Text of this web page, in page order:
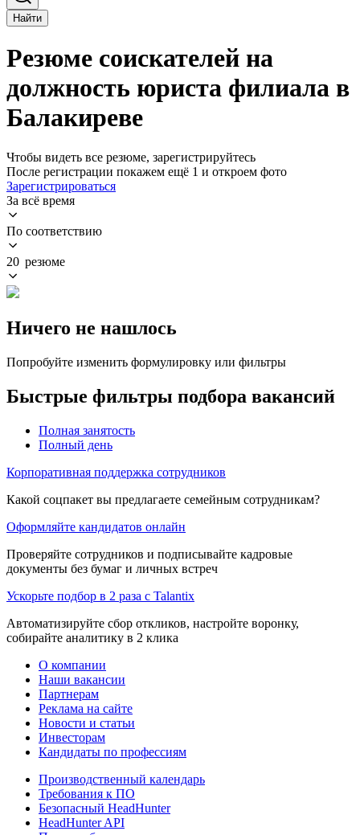
Найти
Резюме соискателей на
должность юриста филиала в
Балакиреве
Чтобы видеть все резюме, зарегистрируйтесь
После регистрации покажем ещё 1 и откроем фото
Зарегистрироваться
За всё время
По соответствию
20 резюме
Ничего не нашлось
Попробуйте изменить формулировку или фильтры
Быстрые фильтры подбора вакансий
Полная занятость
Полный день
Корпоративная поддержка сотрудников
Какой соцпакет вы предлагаете семейным сотрудникам?
Оформляйте кандидатов онлайн
Проверяйте сотрудников и подписывайте кадровые
документы без бумаг и личных встреч
Ускорьте подбор в 2 раза с Talantix
Автоматизируйте сбор откликов, настройте воронку,
собирайте аналитику в 2 клика
О компании
Наши вакансии
Партнерам
Реклама на сайте
Новости и статьи
Инвесторам
Кандидаты по профессиям
Производственный календарь
Требования к ПО
Безопасный HeadHunter
HeadHunter API